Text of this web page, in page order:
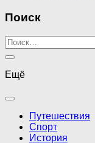
Поиск
Найти:
Ещё
Путешествия
Спорт
История